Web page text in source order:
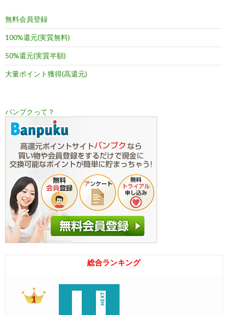
無料会員登録
100%還元(実質無料)
50%還元(実質半額)
大量ポイント獲得(高還元)
バンプクって？
総合ランキング